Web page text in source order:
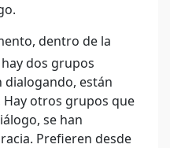
dentro de la
dos grupos
están
Hay otros grupos que
se han
Prefieren desde